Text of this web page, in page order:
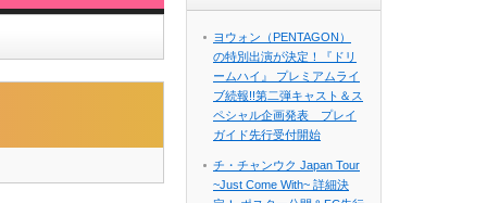
ヨウォン（PENTAGON）
の特別出演が決定！『ドリ
ームハイ』 プレミアムライ
ブ続報!!第二弾キャスト＆ス
ペシャル企画発表 プレイ
ガイド先行受付開始
チ・チャンウク Japan Tour
~Just Come With~ 詳細決